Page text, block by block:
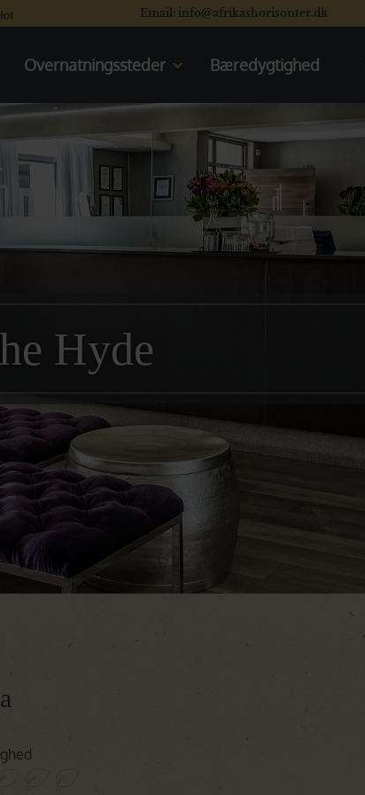
Email: info@afrikashorisonter.dk
Ocean
Overnatningssteder
Tanzania
Sydafrika
Bæredygtighed
Hyde